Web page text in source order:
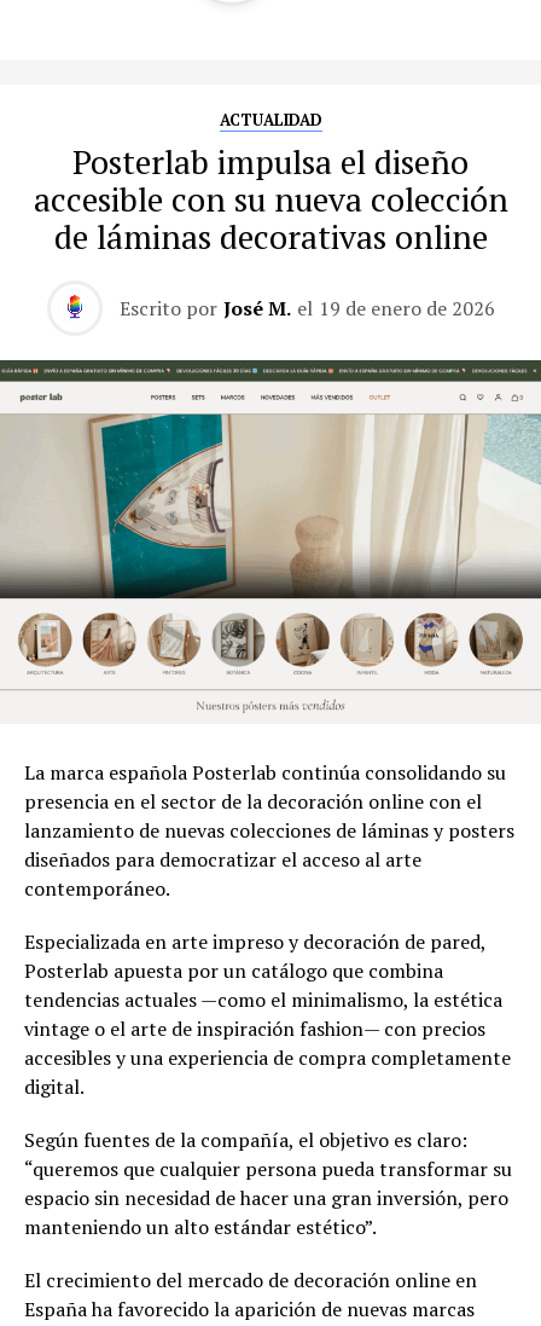
ACTUALIDAD
Posterlab impulsa el diseño
accesible con su nueva colección
de láminas decorativas online
Escrito por José M. el 19 de enero de 2026
La marca española Posterlab continúa consolidando su
presencia en el sector de la decoración online con el
lanzamiento de nuevas colecciones de láminas y posters
diseñados para democratizar el acceso al arte
contemporáneo.
Especializada en arte impreso y decoración de pared,
Posterlab apuesta por un catálogo que combina
tendencias actuales —como el minimalismo, la estética
vintage o el arte de inspiración fashion— con precios
accesibles y una experiencia de compra completamente
digital.
Según fuentes de la compañía, el objetivo es claro:
“queremos que cualquier persona pueda transformar su
espacio sin necesidad de hacer una gran inversión, pero
manteniendo un alto estándar estético”.
El crecimiento del mercado de decoración online en
España ha favorecido la aparición de nuevas marcas